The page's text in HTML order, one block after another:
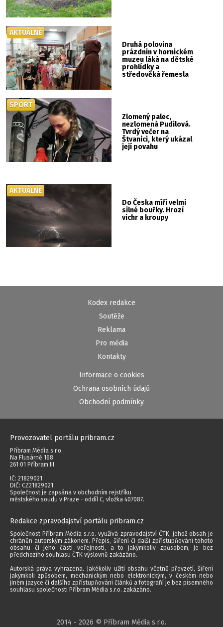
Druhá polovina
prázdnin v hornickém
muzeu láká na dětské
prohlídky a
středověká řemesla
AKTUÁLNĚ
Zlomený palec,
nezlomená Pudilová.
Tvrdý večer na
Štvanici, který ukázal
její povahu
SPORT
Do Česka míří velmi
silné bouřky. Hrozí
vichr a kroupy
AKTUÁLNĚ
Kodex redakce
Soutěže
Reklama
Pro média
Kontakty
Informace o cookies
Ochrana osobních údajů
Obchodní podmínky
Provozovatel portálu pribram.cz
Příbram Média s.r.o.
Na Flusárně 168
261 01 Příbram III
IČ: 21829021
DIČ: CZ21829021
Společnost je zapsána v obchodním rejstříku
městského soudu v Praze - oddíl C, vložka 407087.
Redakce zpravodajství portálu pribram.cz
Společnost Příbram Média s.r.o. využívá zpravodajství ČTK, jehož obsah je
chráněn autorským zákonem. Přepis, šíření či další zpřístupňování tohoto
obsahu či jeho části veřejnosti, a to jakýmkoliv způsobem, je bez
předchozího souhlasu ČTK výslovně zakázáno.
Autorská práva vyhrazena. Jakékoliv užití obsahu včetně převzetí, šíření
jakýmkoli způsobem, mechanickým nebo elektronickým, v českém nebo
jiném jazyce či dalšího zpřístupňování článků a fotografií je bez písemného
souhlasu společnosti Příbram Média s.r.o. zakázáno.
2014 - 2026 © Příbram Média s.r.o.